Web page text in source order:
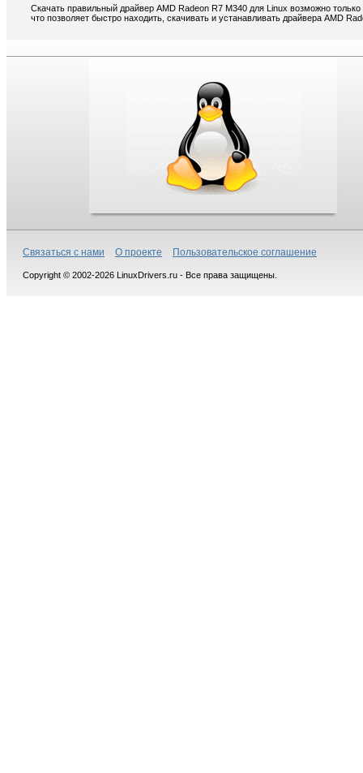
Скачать правильный драйвер AMD Radeon R7 M340 для Linux возможно
что позволяет быстро находить, скачивать и устанавливать драйвера AMD
Связаться с нами О проекте Пользовательское соглашение
Copyright © 2002-2026 LinuxDrivers.ru - Все права защищены.